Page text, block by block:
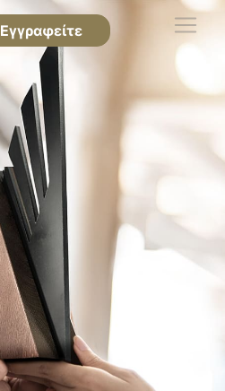
Εγγραφείτε